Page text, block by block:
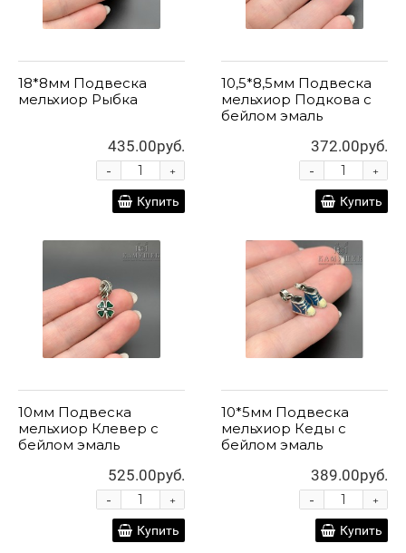
18*8мм Подвеска
мельхиор Рыбка
435.00руб.
+
-
Купить
10,5*8,5мм Подвеска
мельхиор Подкова с
бейлом эмаль
372.00руб.
+
-
Купить
10мм Подвеска
мельхиор Клевер с
бейлом эмаль
525.00руб.
+
-
Купить
10*5мм Подвеска
мельхиор Кеды с
бейлом эмаль
389.00руб.
+
-
Купить